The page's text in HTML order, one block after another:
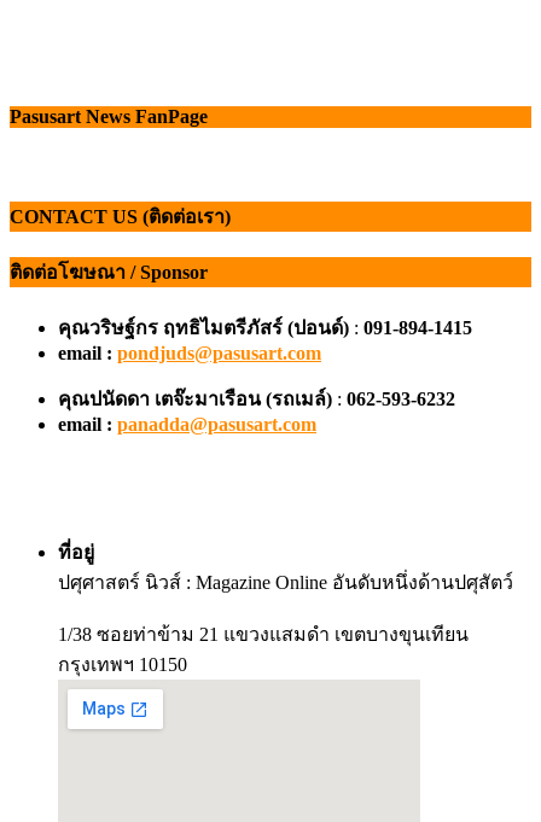
Pasusart News FanPage
CONTACT US (ติดต่อเรา)
ติดต่อโฆษณา / Sponsor
คุณวริษฐ์กร ฤทธิไมตรีภัสร์ (ปอนด์) : 091-894-1415
email : pondjuds@pasusart.com
คุณปนัดดา เตจ๊ะมาเรือน (รถเมล์) : 062-593-6232
email : panadda@pasusart.com
ที่อยู่
ปศุศาสตร์ นิวส์ : Magazine Online อันดับหนึ่งด้านปศุสัตว์
1/38 ซอยท่าข้าม 21 แขวงแสมดำ เขตบางขุนเทียน
กรุงเทพฯ 10150